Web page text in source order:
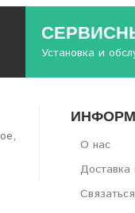
Установка и
О нас
Доставка